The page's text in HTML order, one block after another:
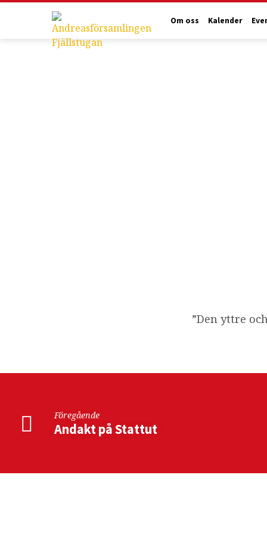
Om oss Kalender
”Den yttre
Föregående
Andakt på Stattut